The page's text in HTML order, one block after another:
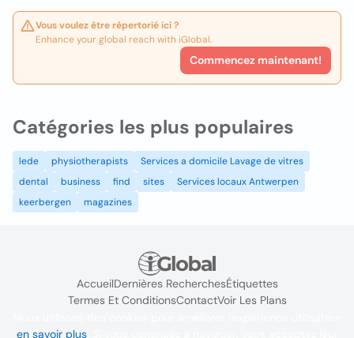
Vous voulez être répertorié ici ?
Enhance your global reach with iGlobal.
Commencez maintenant!
Catégories les plus populaires
lede physiotherapists
Services a domicile Lavage de vitres
dental
business find sites
Services locaux Antwerpen
keerbergen
magazines
AccueilDernières RecherchesÉtiquettes
Termes Et ConditionsContactVoir Les Plans
en savoir plus. Si vous continuez à naviguer, vous acceptez leur